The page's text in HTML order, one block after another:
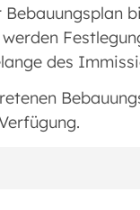
Bebauungsplan
des